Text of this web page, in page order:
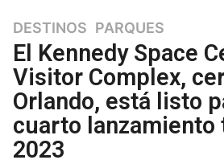
3
a
ñ
o
s
a
ñ
DESTINOS ,PARQUES
El Kennedy Space
Visitor Complex,
Orlando, está listo
cuarto lanzamiento
2023